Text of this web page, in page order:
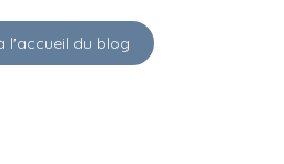
l'accueil du blog